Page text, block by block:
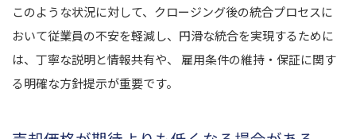
このような状況に対して、クロージング後の統合プロセスに
おいて従業員の不安を軽減し、円滑な統合を実現するために
は、丁寧な説明と情報共有や、 雇用条件の維持・保証に関す
る明確な方針提示が重要です。